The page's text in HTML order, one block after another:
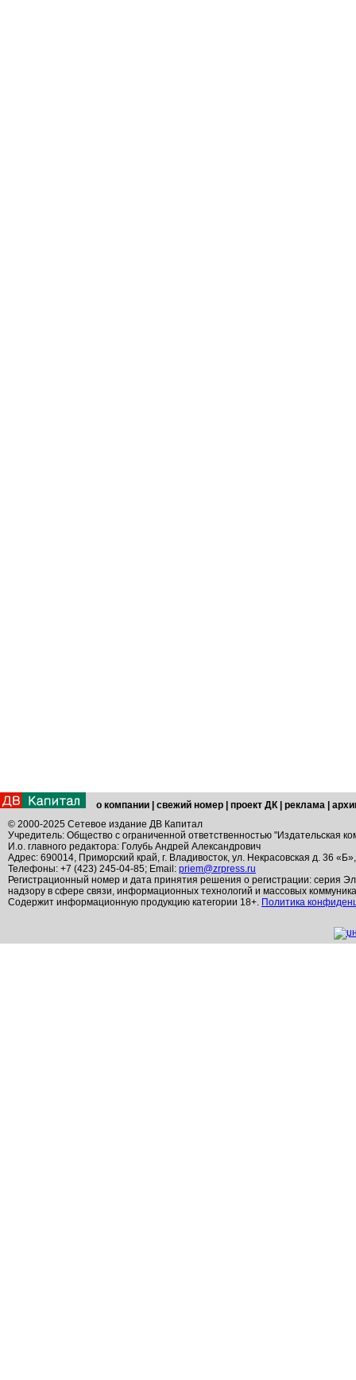
о компании свежий номер проект ДК реклама
© 2000-2025 Сетевое издание ДВ Капитал
Учредитель: Общество с ограниченной ответственностью "Издательская
И.о. главного редактора: Голубь Андрей Александрович
Адрес: 690014, Приморский край, г. Владивосток, ул. Некрасовская д. 36
Телефоны: +7 (423) 245-04-85; Email: priem@zrpress.ru
Регистрационный номер и дата принятия решения о регистрации: серия
надзору в сфере связи, информационных технологий и массовых
Содержит информационную продукцию категории 18+. Политика